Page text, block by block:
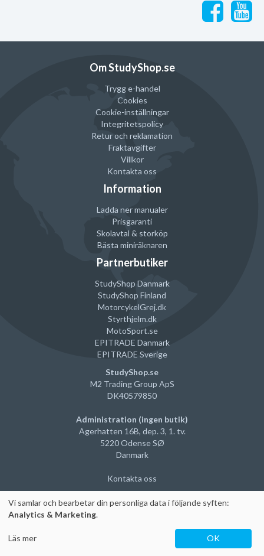
Om StudyShop.se
Trygg e-handel
Cookies
Cookie-inställningar
Integritetspolicy
Retur och reklamation
Fraktavgifter
Villkor
Kontakta oss
Information
Ladda ner manualer
Prisgaranti
Skolavtal & storköp
Bästa miniräknaren
Partnerbutiker
StudyShop Danmark
StudyShop Finland
MotorcykelGrej.dk
Styrthjelm.dk
MotoSport.se
EPITRADE Danmark
EPITRADE Sverige
StudyShop.se
M2 Trading Group ApS
DK40579850
Administration (ingen butik)
Agerhatten 16B, dep. 3, 1. tv.
5220 Odense SØ
Danmark
Kontakta oss
Vi samlar och bearbetar din personliga data i följande syften:
Analytics & Marketing.
Läs mer OK